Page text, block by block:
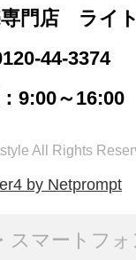
専門店 ライ
44-3374
9:00～16:00
All Rights
by Netprompt
・スマートフ